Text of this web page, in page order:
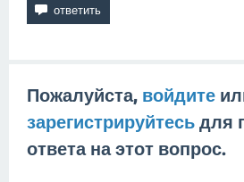
Пожалуйста, войдите
зарегистрируйтесь для
ответа на этот вопрос.